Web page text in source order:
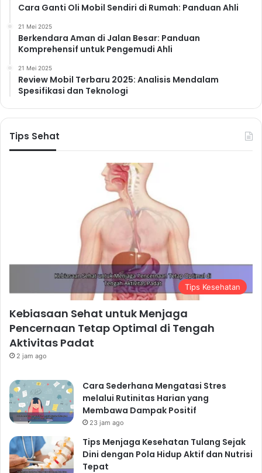
Cara Ganti Oli Mobil Sendiri di Rumah: Panduan Ahli
21 Mei 2025
Berkendara Aman di Jalan Besar: Panduan
Komprehensif untuk Pengemudi Ahli
21 Mei 2025
Review Mobil Terbaru 2025: Analisis Mendalam
Spesifikasi dan Teknologi
Tips Sehat
Tips Kesehatan
Kebiasaan Sehat untuk Menjaga
Pencernaan Tetap Optimal di Tengah
Aktivitas Padat
2 jam ago
Cara Sederhana Mengatasi Stres
melalui Rutinitas Harian yang
Membawa Dampak Positif
23 jam ago
Tips Menjaga Kesehatan Tulang Sejak
Dini dengan Pola Hidup Aktif dan Nutrisi
Tepat